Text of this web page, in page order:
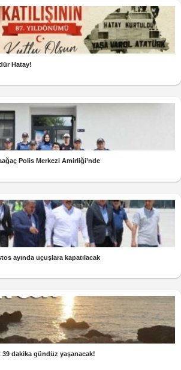
Hatay!
Polis Merkezi Amirliği’nde
ayında uçuşlara kapatılacak
39 dakika gündüz yaşanacak!